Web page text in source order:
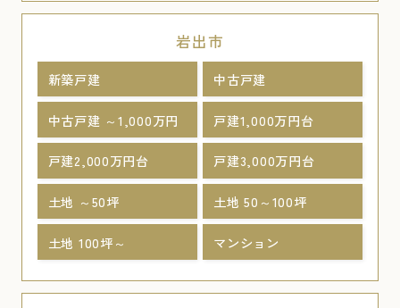
岩出市
新築戸建 中古戸建
中古戸建 ～1,000万円 戸建1,000万円台
戸建2,000万円台 戸建3,000万円台
土地 ～50坪 土地 50～100坪
土地 100坪～ マンション